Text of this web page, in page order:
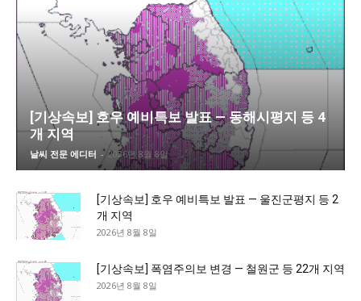
[기상속보] 호우 예비특보 발표 — 동해시평지 등 4
개 지역
날씨 전문 에디터 - 2026년 8월 8일
[기상속보] 호우 예비특보 발표 — 울진군평지 등 2
개 지역
2026년 8월 8일
[기상속보] 폭염주의보 변경 — 철원군 등 22개 지역
2026년 8월 8일